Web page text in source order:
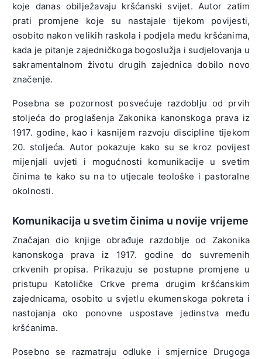
koje danas obilježavaju kršćanski svijet. Autor zatim
prati promjene koje su nastajale tijekom povijesti,
osobito nakon velikih raskola i podjela među kršćanima,
kada je pitanje zajedničkoga bogoslužja i sudjelovanja u
sakramentalnom životu drugih zajednica dobilo novo
značenje.
Posebna se pozornost posvećuje razdoblju od prvih
stoljeća do proglašenja Zakonika kanonskoga prava iz
1917. godine, kao i kasnijem razvoju discipline tijekom
20. stoljeća. Autor pokazuje kako su se kroz povijest
mijenjali uvjeti i mogućnosti komunikacije u svetim
činima te kako su na to utjecale teološke i pastoralne
okolnosti.
Komunikacija u svetim činima u novije vrijeme
Značajan dio knjige obrađuje razdoblje od Zakonika
kanonskoga prava iz 1917. godine do suvremenih
crkvenih propisa. Prikazuju se postupne promjene u
pristupu Katoličke Crkve prema drugim kršćanskim
zajednicama, osobito u svjetlu ekumenskoga pokreta i
nastojanja oko ponovne uspostave jedinstva među
kršćanima.
Posebno se razmatraju odluke i smjernice Drugoga